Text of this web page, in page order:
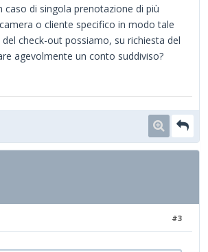
caso di singola prenotazione di più
o cliente specifico in modo tale
check-out possiamo, su richiesta del
agevolmente un conto suddiviso?
#3